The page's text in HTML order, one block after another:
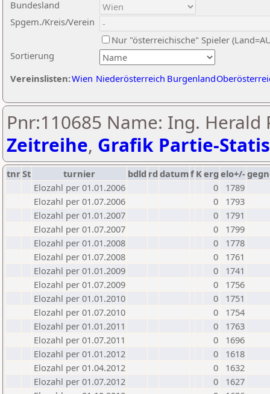
Sortierung
Bundesland
Spgem./Kreis/Verein
Nur "österreichische" Spieler
Vereinslisten:Wien Niederösterreich Burgenland
Pnr:110685 Name: Ing. Herald
Zeitreihe, Grafik Partie-
tnrSt turnier bdld rd datumf Kerg elo+/-
Elozahl per 01.01.2006
0
1789
Elozahl per 01.07.2006
0
1793
Elozahl per 01.01.2007
0
1791
Elozahl per 01.07.2007
0
1799
Elozahl per 01.01.2008
0
1778
Elozahl per 01.07.2008
0
1761
Elozahl per 01.01.2009
0
1741
Elozahl per 01.07.2009
0
1756
Elozahl per 01.01.2010
0
1751
Elozahl per 01.07.2010
0
1754
Elozahl per 01.01.2011
0
1763
Elozahl per 01.07.2011
0
1696
Elozahl per 01.01.2012
0
1618
Elozahl per 01.04.2012
0
1632
Elozahl per 01.07.2012
0
1627